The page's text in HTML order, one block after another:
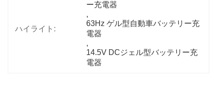
ハイライト:
ー充電器
,
63Hz ゲル型自動車バッテリー充
電器
,
14.5V DCジェル型バッテリー充
電器